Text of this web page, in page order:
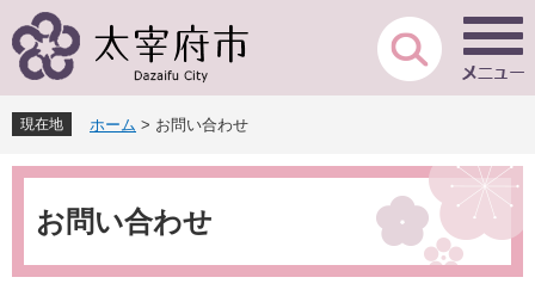
ー
先
頭
で
ニ
を
飛
ば
現在地 ホーム > お問い合わせ
本
お問い合わせ